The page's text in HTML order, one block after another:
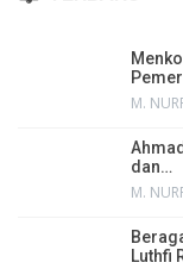
M.
dan…
M.
Luthfi